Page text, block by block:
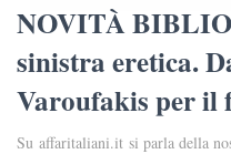
NOVITÀ
sinistra eretica.
Varoufakis per il
Su affaritaliani.it si parla della